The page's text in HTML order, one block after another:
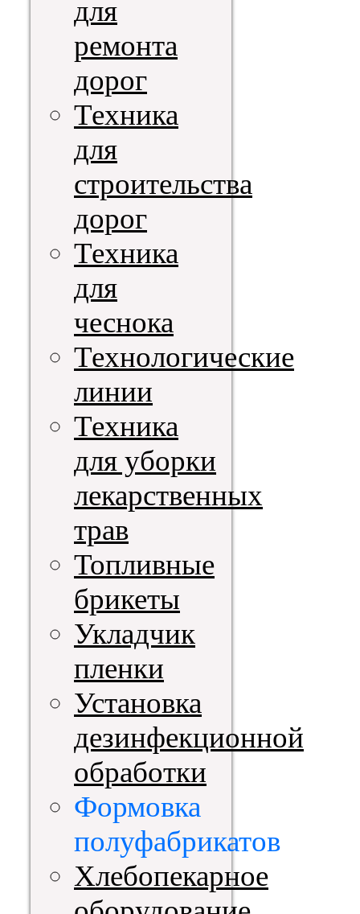
для
ремонта
дорог
Техника
для
строительства
дорог
Техника
для
чеснока
Технологические
линии
Техника
для уборки
лекарственных
трав
Топливные
брикеты
Укладчик
пленки
Установка
дезинфекционной
обработки
Формовка
полуфабрикатов
Хлебопекарное